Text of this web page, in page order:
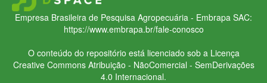
Empresa Brasileira de Pesquisa Agropecuária - Embrapa SAC:
https://www.embrapa.br/fale-conosco
O conteúdo do repositório está licenciado sob a Licença
Creative CommonsAtribuição - NãoComercial - SemDerivações
4.0 Internacional.